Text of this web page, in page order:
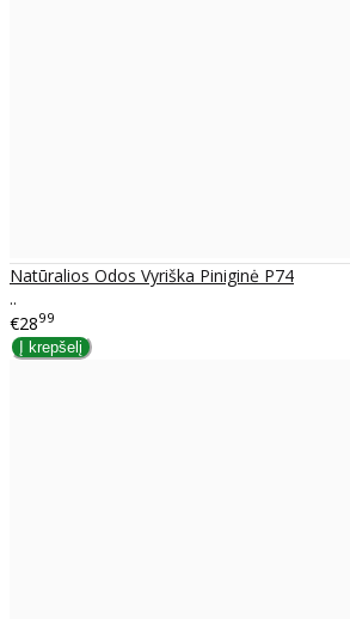
Natūralios Odos Vyriška Piniginė P74
..
€2899